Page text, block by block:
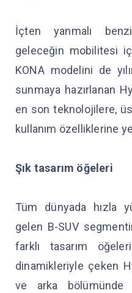
İçten yanmalı
geleceğin mobilitesi
KONA modelini de
sunmaya hazırlanan
en son teknolojilere,
kullanım özelliklerine
Şık tasarım öğeleri
Tüm dünyada hızla
gelen B-SUV
farklı tasarım
dinamikleriyle çeken
ve arka bölümünde